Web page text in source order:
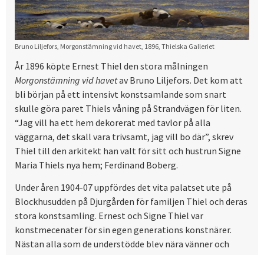
Bruno Liljefors, Morgonstämning vid havet, 1896, Thielska Galleriet
År 1896 köpte Ernest Thiel den stora målningen
Morgonstämning vid havetav Bruno Liljefors. Det kom att
bli början på ett intensivt konstsamlande som snart
skulle göra paret Thiels våning på Strandvägen för liten.
“Jag vill ha ett hem dekorerat med tavlor på alla
väggarna, det skall vara trivsamt, jag vill bo där”, skrev
Thiel till den arkitekt han valt för sitt och hustrun Signe
Maria Thiels nya hem; Ferdinand Boberg.
Under åren 1904-07 uppfördes det vita palatset ute på
Blockhusudden på Djurgården för familjen Thiel och deras
stora konstsamling. Ernest och Signe Thiel var
konstmecenater för sin egen generations konstnärer.
Nästan alla som de understödde blev nära vänner och